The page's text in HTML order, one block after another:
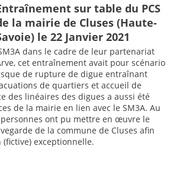
sur table du PCS
la mairie de Cluses (Haute-
le 22 Janvier 2021
dans le cadre de leur partenariat
cet entraînement avait pour scénario
de rupture de digue entraînant
de quartiers et accueil de
des linéaires des digues a aussi été
de la mairie en lien avec le SM3A. Au
ont pu mettre en œuvre le
de la commune de Cluses afin
exceptionnelle.